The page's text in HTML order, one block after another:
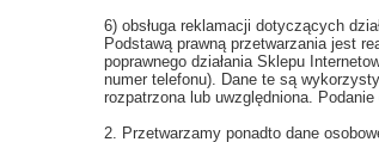
6) obsługa reklamacji dotyczących
Podstawą prawną przetwarzania jest
poprawnego działania Sklepu
numer telefonu). Dane te są
rozpatrzona lub uwzględniona.
2. Przetwarzamy ponadto dane